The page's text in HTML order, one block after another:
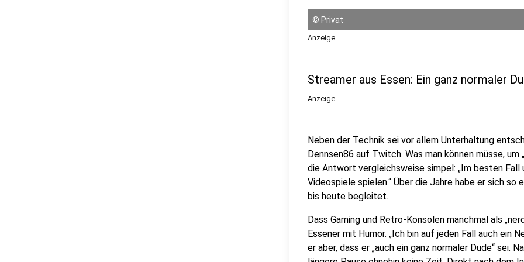
© Privat
Anzeige
Streamer aus Essen: Ein ganz normaler
Anzeige
Neben der Technik sei vor allem Unterhaltung
Dennsen86 auf Twitch. Was man können müsse, um
die Antwort vergleichsweise simpel: „Im besten Fall
Videospiele spielen.“ Über die Jahre habe er sich so
bis heute begleitet.
Dass Gaming und Retro-Konsolen manchmal als
Essener mit Humor. „Ich bin auf jeden Fall auch ein
er aber, dass er „auch ein ganz normaler Dude“ sei.